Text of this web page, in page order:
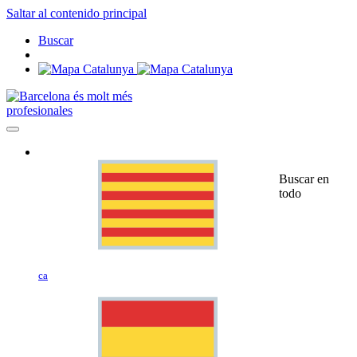
Saltar al contenido principal
Buscar
profesionales
ca
Buscar en
todo